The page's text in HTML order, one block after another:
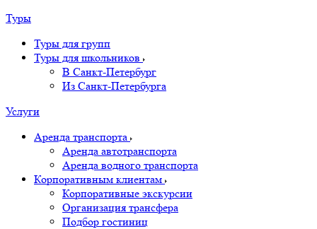
Туры
Туры для групп
Туры для школьников
В Санкт-Петербург
Из Санкт-Петербурга
Услуги
Аренда транспорта
Аренда автотранспорта
Аренда водного транспорта
Корпоративным клиентам
Корпоративные экскурсии
Организация трансфера
Подбор гостиниц